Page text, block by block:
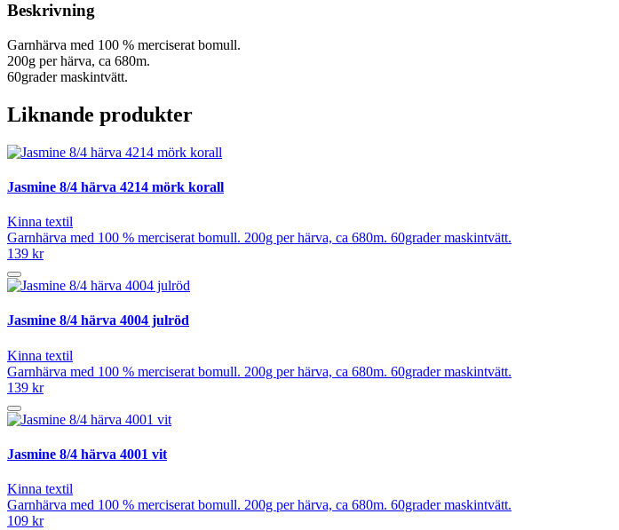
Beskrivning
Garnhärva med 100 % merciserat bomull.
200g per härva, ca 680m.
60grader maskintvätt.
Liknande produkter
Jasmine 8/4 härva 4214 mörk korall
Kinna textil
Garnhärva med 100 % merciserat bomull. 200g per härva, ca 680m. 60grader maskintvätt.
139 kr
Jasmine 8/4 härva 4004 julröd
Kinna textil
Garnhärva med 100 % merciserat bomull. 200g per härva, ca 680m. 60grader maskintvätt.
139 kr
Jasmine 8/4 härva 4001 vit
Kinna textil
Garnhärva med 100 % merciserat bomull. 200g per härva, ca 680m. 60grader maskintvätt.
109 kr